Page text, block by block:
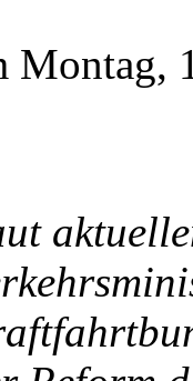
Montag,